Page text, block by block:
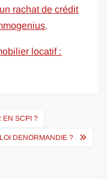
rachat de crédit
.
locatif :
EN SCPI ?
DENORMANDIE ?